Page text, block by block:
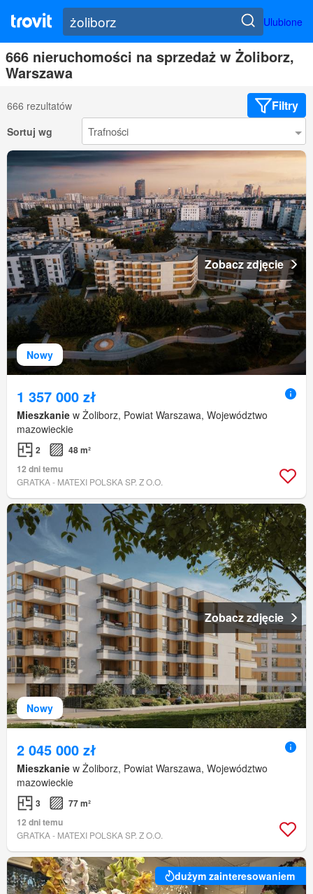
Ulubione
666 nieruchomości na sprzedaż w Żoliborz,
Warszawa
666 rezultatów Filtry
Sortuj wg
Nowy
Zobacz zdjęcie
1 357 000 zł
Mieszkanie w Żoliborz, Powiat Warszawa, Województwo
mazowieckie
2
48 m²
12 dni temu
GRATKA - MATEXI POLSKA SP. Z O.O.
Nowy
Zobacz zdjęcie
2 045 000 zł
Mieszkanie w Żoliborz, Powiat Warszawa, Województwo
mazowieckie
3
77 m²
12 dni temu
GRATKA - MATEXI POLSKA SP. Z O.O.
dużym zainteresowaniem